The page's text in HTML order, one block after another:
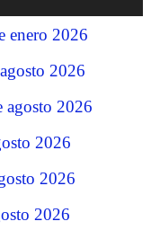
enero 2026
2026
agosto 2026
2026
2026
2026